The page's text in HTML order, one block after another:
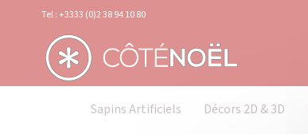
Tel : +3333 (0)2 38 94 10 80
Sapins Artificiels Décors 2D & 3D